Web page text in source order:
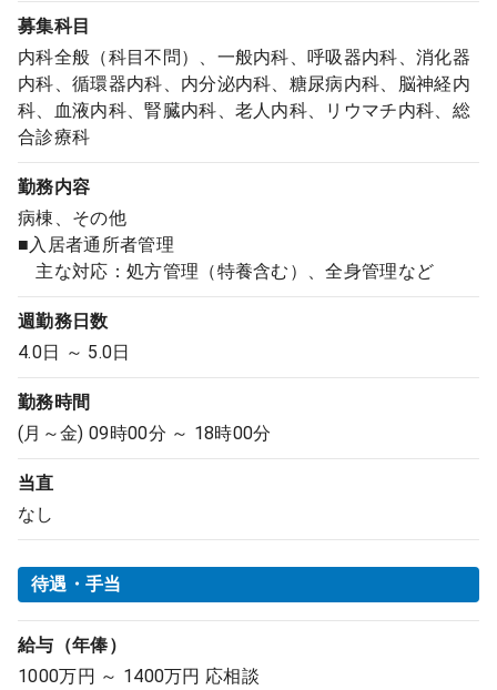
募集科目
内科全般（科目不問）、一般内科、呼吸器内科、消化器
内科、循環器内科、内分泌内科、糖尿病内科、脳神経内
科、血液内科、腎臓内科、老人内科、リウマチ内科、総
合診療科
勤務内容
病棟、その他
■入居者通所者管理
主な対応：処方管理（特養含む）、全身管理など
週勤務日数
4.0日 ～ 5.0日
勤務時間
(月～金) 09時00分 ～ 18時00分
当直
なし
待遇・手当
給与（年俸）
1000万円 ～ 1400万円 応相談